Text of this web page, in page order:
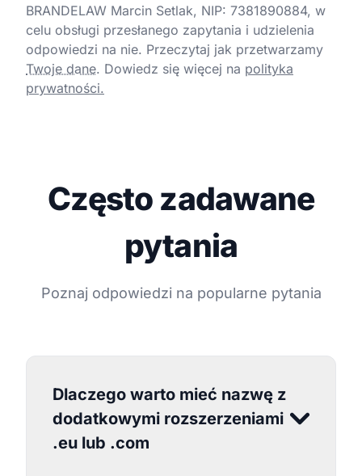
BRANDELAW Marcin Setlak, NIP: 7381890884, w
celu obsługi przesłanego zapytania i udzielenia
odpowiedzi na nie. Przeczytaj jak przetwarzamy
Twoje dane. Dowiedz się więcej na polityka
prywatności.
Często zadawane
pytania
Poznaj odpowiedzi na popularne pytania
Dlaczego warto mieć nazwę z
dodatkowymi rozszerzeniami
.eu lub .com